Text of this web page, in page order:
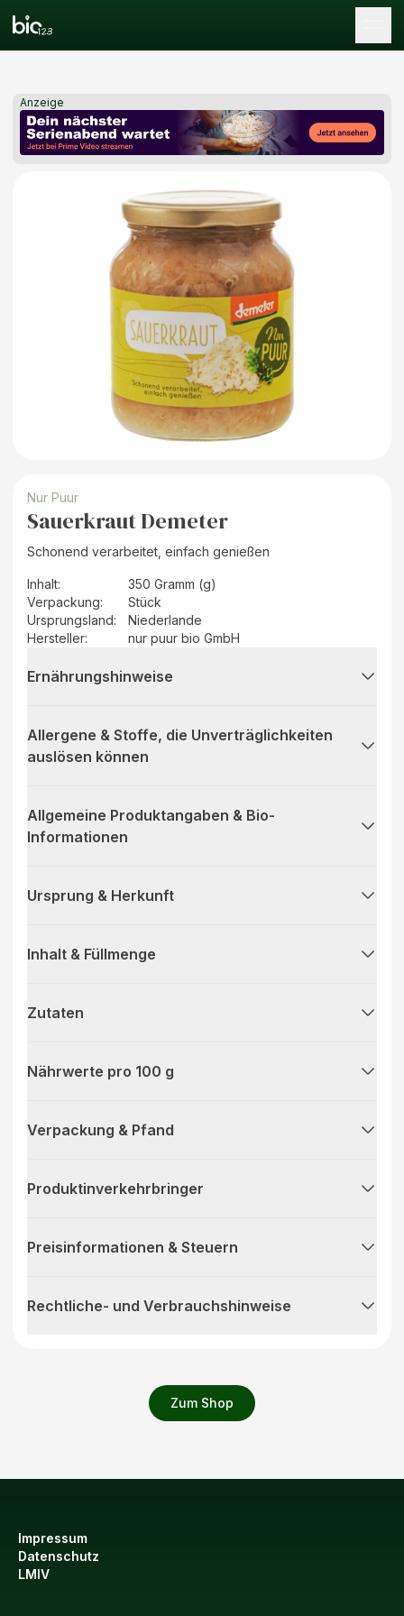
Anzeige
Zum Shop
Nur Puur
Sauerkraut Demeter
Schonend verarbeitet, einfach genießen
Inhalt:
350 Gramm (g)
Verpackung:
Stück
Ursprungsland:
Niederlande
Hersteller: nur puur bio GmbH
Ernährungshinweise
Allergene & Stoffe, die Unverträglichkeiten
auslösen können
Allgemeine Produktangaben & Bio-
Informationen
Ursprung & Herkunft
Inhalt & Füllmenge
Zutaten
Nährwerte pro 100 g
Verpackung & Pfand
Produktinverkehrbringer
Preisinformationen & Steuern
Rechtliche- und Verbrauchshinweise
Impressum
Datenschutz
LMIV